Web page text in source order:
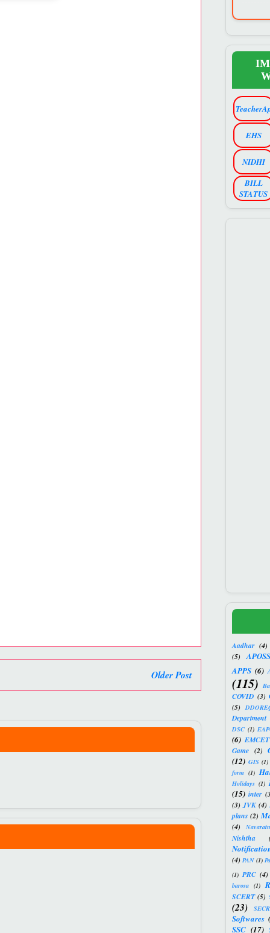
Older Post
EHS
NIDHI
BILL
STATUS
Aadhar (4)
(5) APOSS
APPS (6)
(115)
COVID (3)
(5)
Department
DSC (1)
(6) EMCET
Game (2)
(12) GIS (1)
form (1)
Holidays (1)
(15) inter
(3) JVK (4)
plans (2)
(4)
Nishtha
(4) PAN (1)
(1) PRC (4)
barosa (1)
SCERT (5)
(23)
Softwares
SSC (17)